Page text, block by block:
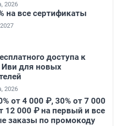
2026
на все сертификаты
доступа к
Иви для новых
2026
от 4 000 ₽, 30% от 7 000
12 000 ₽ на первый и все
заказы по промокоду